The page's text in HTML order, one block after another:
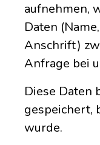
aufnehmen,
Daten
Anschrift)
Anfrage bei
Diese Daten
gespeichert,
wurde.